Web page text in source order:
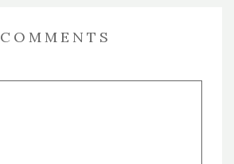
COMMENTS